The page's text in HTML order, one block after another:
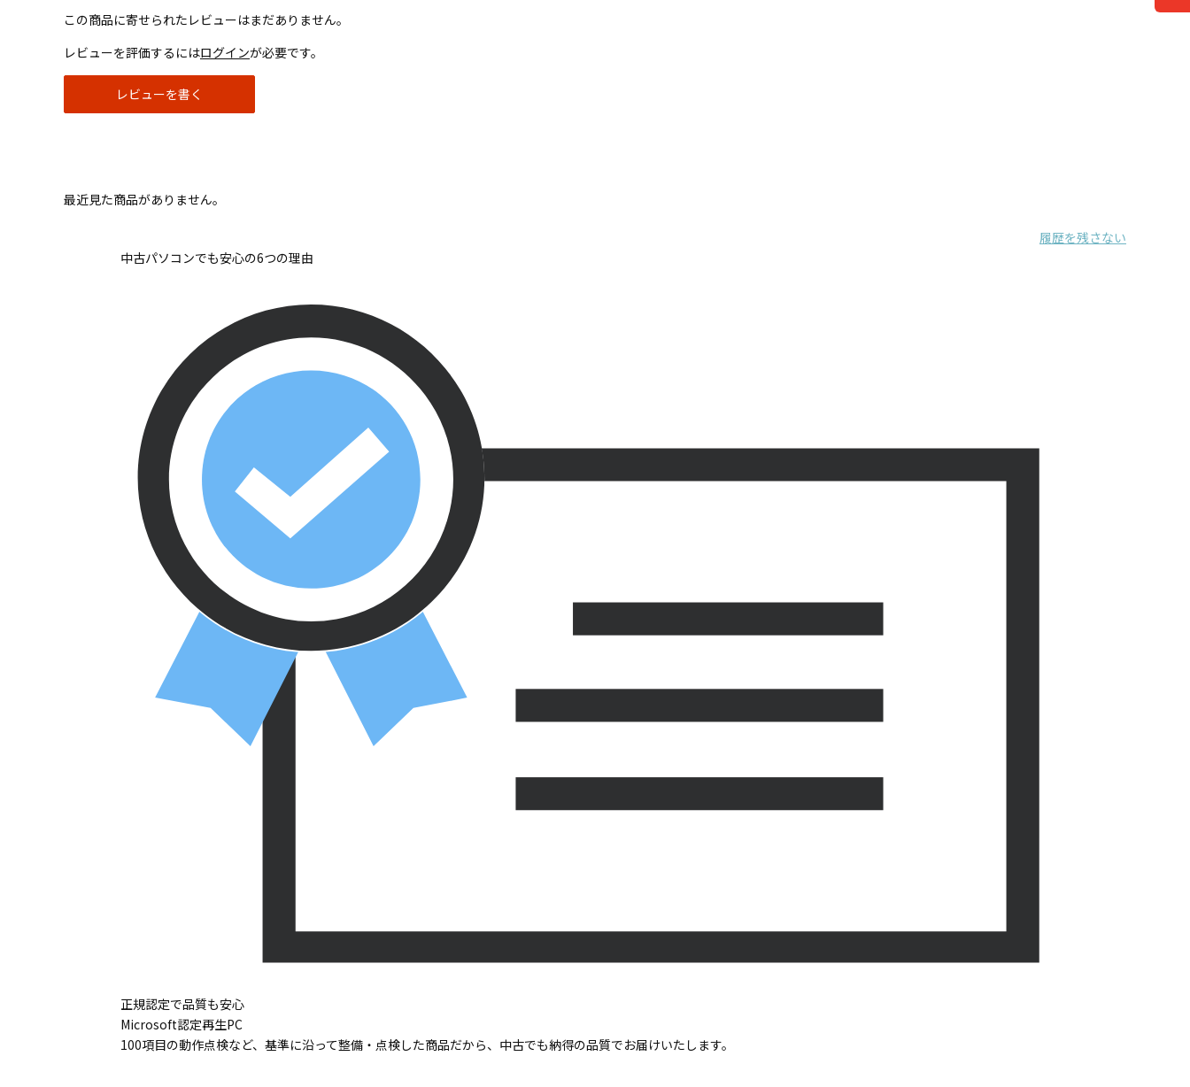
この商品に寄せられたレビューはまだありません。
レビューを評価するにはログインが必要です。
レビューを書く
最近見た商品がありません。
履歴を残さない
中古パソコンでも安心の6つの理由
正規認定で品質も安心
Microsoft認定再生PC
100項目の動作点検など、基準に沿って整備・点検した商品だから、中古でも納得の品質でお届けいたします。